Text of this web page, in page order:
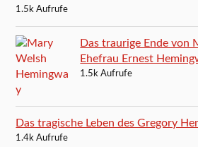
1.5k Aufrufe
Das traurige Ende von
Ehefrau Ernest
1.5k Aufrufe
Das tragische Leben des Gregory
1.4k Aufrufe